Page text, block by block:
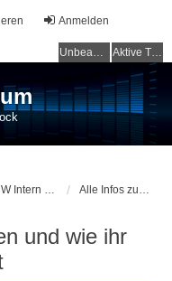
Anmelden
Unbeantwortete Themen Aktive Themen
KRW Intern - Kosten - News - Community Alle Infos zu den Kosten und wie ihr uns unterstützen könnt
und wie ihr